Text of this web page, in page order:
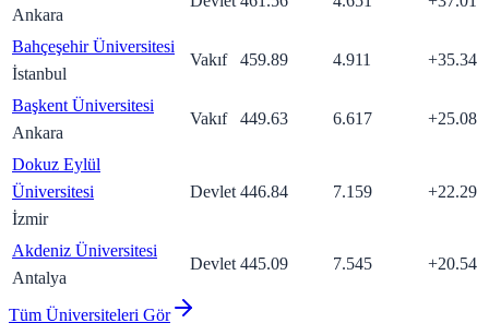
Ankara
Bahçeşehir Üniversitesi
İstanbul
Vakıf 459.89 4.911 +35.34
Başkent Üniversitesi
Ankara
Vakıf 449.63 6.617 +25.08
Dokuz Eylül
Üniversitesi
İzmir
Devlet 446.84 7.159 +22.29
Akdeniz Üniversitesi
Antalya
Devlet 445.09 7.545 +20.54
Tüm Üniversiteleri Gör